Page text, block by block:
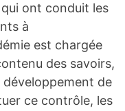
ont conduit les
à
est chargée
des savoirs,
développement de
ce contrôle, les